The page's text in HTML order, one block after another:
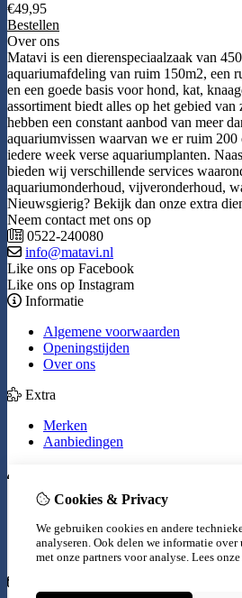
€49,95
Bestellen
Over ons
Matavi is een dierenspeciaalzaak van
aquariumafdeling van ruim 150m2, een
en een goede basis voor hond, kat,
assortiment biedt alles op het gebied
hebben een constant aanbod van meer
aquariumvissen waarvan we er ruim 200
iedere week verse aquariumplanten.
bieden wij verschillende services
aquariumonderhoud, vijveronderhoud,
Nieuwsgierig? Bekijk dan onze extra
Neem contact met ons op
0522-240080
info@matavi.nl
Like ons op Facebook
Like ons op Instagram
Informatie
Algemene voorwaarden
Openingstijden
Over ons
Extra
Merken
Aanbiedingen
Inloggen
Verlanglijst
Nieuwsbrief
Cookies & Privacy
We gebruiken cookies en andere
analyseren. Ook delen we informatie
met onze partners voor analyse. Lees